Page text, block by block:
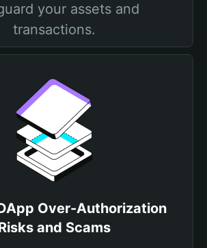
your assets and
transactions.
Over-Authorization
and Scams